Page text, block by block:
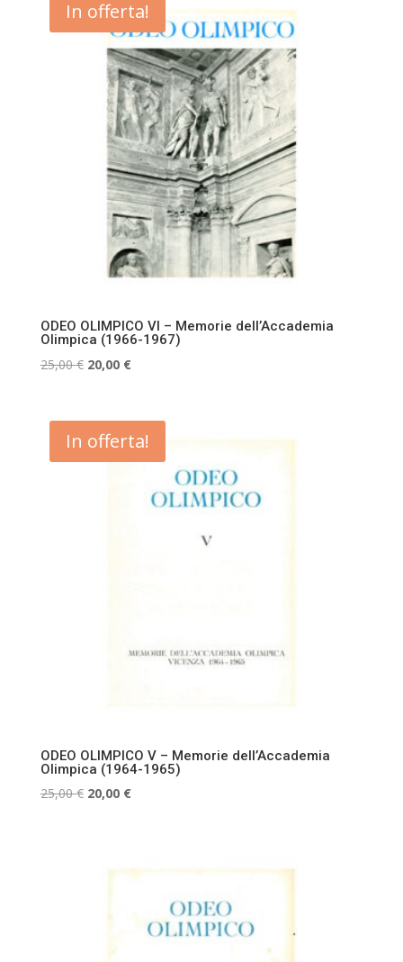
25,00 €.20,00 €.
In offerta!
ODEO OLIMPICO VI – Memorie dell’Accademia
Olimpica (1966-1967)
25,00€ Il
era:
25,00 €.
20,00 €Il
è:
20,00 €.
In offerta!
ODEO OLIMPICO V – Memorie dell’Accademia
Olimpica (1964-1965)
25,00€ Il
25,00 €.
20,00 €Il